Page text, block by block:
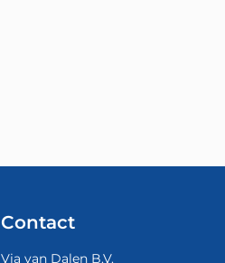
Contact
Via van Dalen B.V.